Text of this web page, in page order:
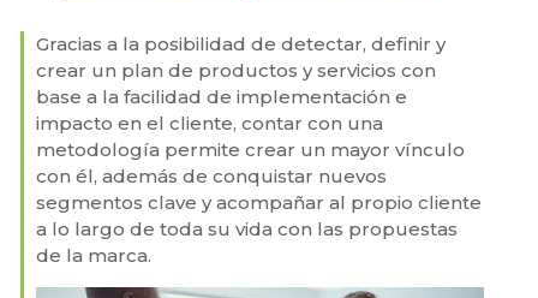
Gracias a la posibilidad de detectar, definir y
crear un plan de productos y servicios con
base a la facilidad de implementación e
impacto en el cliente, contar con una
metodología permite crear un mayor vínculo
con él, además de conquistar nuevos
segmentos clave y acompañar al propio cliente
a lo largo de toda su vida con las propuestas
de la marca.